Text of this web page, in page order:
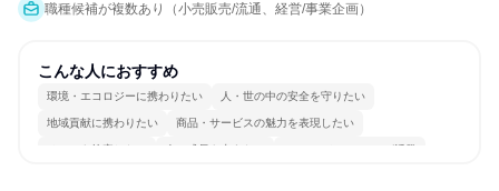
職種候補が複数あり（小売販売/流通、経営/事業企画）
こんな人におすすめ
環境・エコロジーに携わりたい 人・世の中の安全を守りたい
地域貢献に携わりたい 商品・サービスの魅力を表現したい
チームを統率したい 人の成長を支えたい コミュニケーションが活発